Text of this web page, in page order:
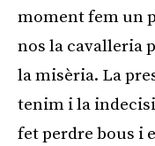
moment fem un
nos la cavalleria
la misèria. La
tenim i la
fet perdre bous i